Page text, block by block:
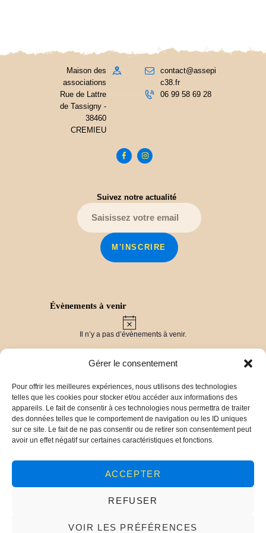
Gérer le consentement
Pour offrir les meilleures expériences, nous utilisons des technologies
telles que les cookies pour stocker et/ou accéder aux informations des
appareils. Le fait de consentir à ces technologies nous permettra de traiter
des données telles que le comportement de navigation ou les ID uniques
sur ce site. Le fait de ne pas consentir ou de retirer son consentement peut
avoir un effet négatif sur certaines caractéristiques et fonctions.
ACCEPTER
REFUSER
VOIR LES PRÉFÉRENCES
Maison des
associations
Rue de Lattre
de Tassigny -
38460
CREMIEU
contact@assepi
c38.fr
06 99 58 69 28
Suivez notre actualité
Évènements à venir
N
o
t
i
e
Il n’y a pas d’évènements à venir.
Derniers travaux
Vers un label « Pays d’Art et d’Histoire » pour
les Balcons du Dauphiné !
30 mars 2025
Chronique Ollivet : vers la publication d’un livre !
29 mars 2025
Panossas (38)
23 décembre 2024
Conférence sur les monuments aux morts de